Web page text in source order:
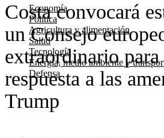
Economía
Política
Agricultura y alimentación
Salud
Tecnología
Energía, medio ambiente y
Defensa
Costa convocará
un Consejo
extraordinario para
respuesta a las
Trump